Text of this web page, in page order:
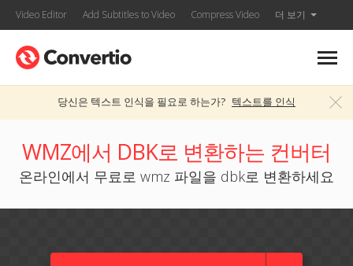
Video Editor Add Subtitles to Video Compress Video 더 보기
당신은 텍스트 인식을 필요로 하는가? 텍스트를 인식
WMZ에서 DBK로 변환하는 컨버터
온라인에서 무료로 wmz 파일을 dbk로 변환하세요